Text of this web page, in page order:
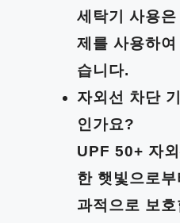
세탁기 사용은
제를 사용하
습니다.
자외선 차단
인가요?
UPF 50+ 자
한 햇빛으로
과적으로 보호